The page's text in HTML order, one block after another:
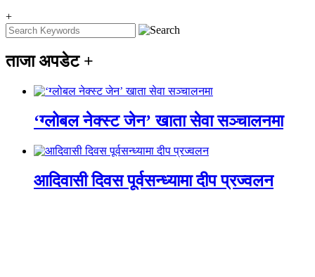
+
ताजा अपडेट +
‘ग्लोबल नेक्स्ट जेन’ खाता सेवा सञ्चालनमा
आदिवासी दिवस पूर्वसन्ध्यामा दीप प्रज्वलन